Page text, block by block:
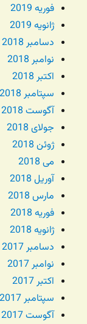
فوریه 2019
ژانویه 2019
دسامبر 2018
نوامبر 2018
اکتبر 2018
سپتامبر 2018
آگوست 2018
جولای 2018
ژوئن 2018
می 2018
آوریل 2018
مارس 2018
فوریه 2018
ژانویه 2018
دسامبر 2017
نوامبر 2017
اکتبر 2017
سپتامبر 2017
آگوست 2017